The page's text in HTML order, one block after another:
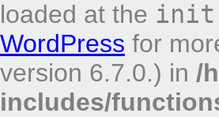
loaded at the init
WordPress for
version 6.7.0.) in /
includes/